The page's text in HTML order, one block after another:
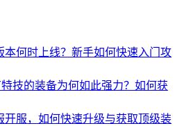
本何时上线？新手如何快速入门攻
技的装备为何如此强力？如何获
开服，如何快速升级与获取顶级装